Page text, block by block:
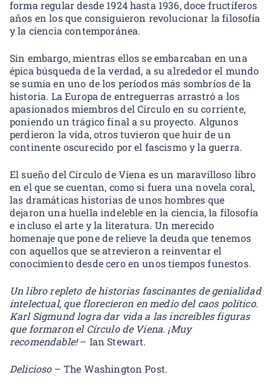
forma regular desde 1924 hasta 1936, doce fructíferos
años en los que consiguieron revolucionar la filosofía
y la ciencia contemporánea.
Sin embargo, mientras ellos se embarcaban en una
épica búsqueda de la verdad, a su alrededor el mundo
se sumía en uno de los períodos más sombríos de la
historia. La Europa de entreguerras arrastró a los
apasionados miembros del Círculo en su corriente,
poniendo un trágico final a su proyecto. Algunos
perdieron la vida, otros tuvieron que huir de un
continente oscurecido por el fascismo y la guerra.
El sueño del Círculo de Viena es un maravilloso libro
en el que se cuentan, como si fuera una novela coral,
las dramáticas historias de unos hombres que
dejaron una huella indeleble en la ciencia, la filosofía
e incluso el arte y la literatura. Un merecido
homenaje que pone de relieve la deuda que tenemos
con aquellos que se atrevieron a reinventar el
conocimiento desde cero en unos tiempos funestos.
Un libro repleto de historias fascinantes de genialidad
intelectual, que florecieron en medio del caos político.
Karl Sigmund logra dar vida a las increíbles figuras
que formaron el Círculo de Viena. ¡Muy
recomendable!– Ian Stewart.
Delicioso– The Washington Post.